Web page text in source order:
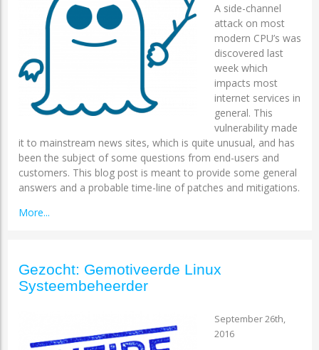
A side-channel
attack on most
modern CPU’s was
discovered last
week which
impacts most
internet services in
general. This
vulnerability made
it to mainstream news sites, which is quite unusual, and has
been the subject of some questions from end-users and
customers. This blog post is meant to provide some general
answers and a probable time-line of patches and mitigations.
More...
Gezocht: Gemotiveerde Linux
Systeembeheerder
September 26th,
2016